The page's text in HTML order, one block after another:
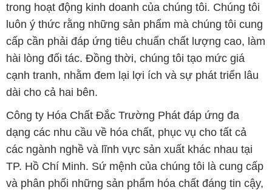
trong hoạt động kinh doanh của chúng tôi. Chúng tôi
luôn ý thức rằng những sản phẩm mà chúng tôi cung
cấp cần phải đáp ứng tiêu chuẩn chất lượng cao, làm
hài lòng đối tác. Đồng thời, chúng tôi tạo mức giá
cạnh tranh, nhằm đem lại lợi ích và sự phát triển lâu
dài cho cả hai bên.
Công ty Hóa Chất Đắc Trường Phát đáp ứng đa
dạng các nhu cầu về hóa chất, phục vụ cho tất cả
các ngành nghề và lĩnh vực sản xuất khác nhau tại
TP. Hồ Chí Minh. Sứ mệnh của chúng tôi là cung cấp
và phân phối những sản phẩm hóa chất đáng tin cậy,